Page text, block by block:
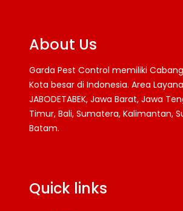
About Us
Garda Pest Control memiliki
Kota besar di Indonesia. Area
JABODETABEK, Jawa Barat, Jawa
Timur, Bali, Sumatera, Kalimantan,
Batam.
Quick links